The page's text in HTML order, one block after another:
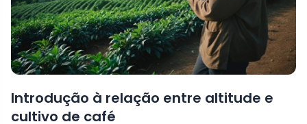
Introdução à relação entre altitude e
cultivo de café